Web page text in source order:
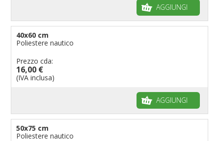
AGGIUNGI
40x60 cm
Poliestere nautico
Prezzo cda:
16,00 €
(IVA inclusa)
AGGIUNGI
50x75 cm
Poliestere nautico